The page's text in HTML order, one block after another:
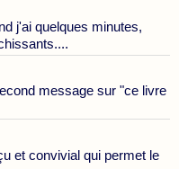
j'ai quelques minutes,
message sur "ce livre
et convivial qui permet le